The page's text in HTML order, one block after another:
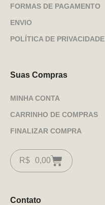
FORMAS DE PAGAMENTO
ENVIO
POLÍTICA DE PRIVACIDADE
Suas Compras
MINHA CONTA
CARRINHO DE COMPRAS
FINALIZAR COMPRA
R$ 0,00
Contato